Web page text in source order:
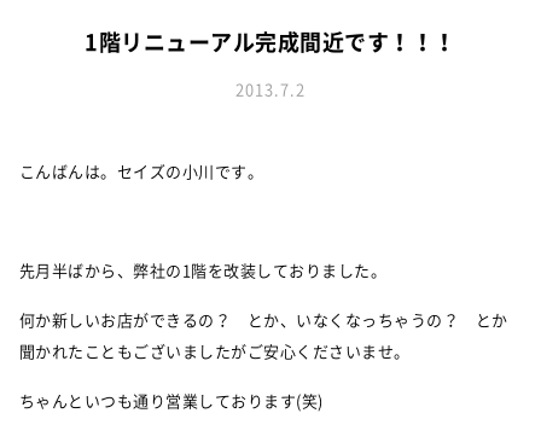
お知らせ
建築実例
オーナーズボイス
「したまち未来活用」～不動産売却相談室～
プライバシーポリシー
1階リニューアル完成間近です！！！
2013.7.2
こんばんは。セイズの小川です。
先月半ばから、弊社の1階を改装しておりました。
何か新しいお店ができるの？ とか、いなくなっちゃうの？ とか
聞かれたこともございましたがご安心くださいませ。
ちゃんといつも通り営業しております(笑)